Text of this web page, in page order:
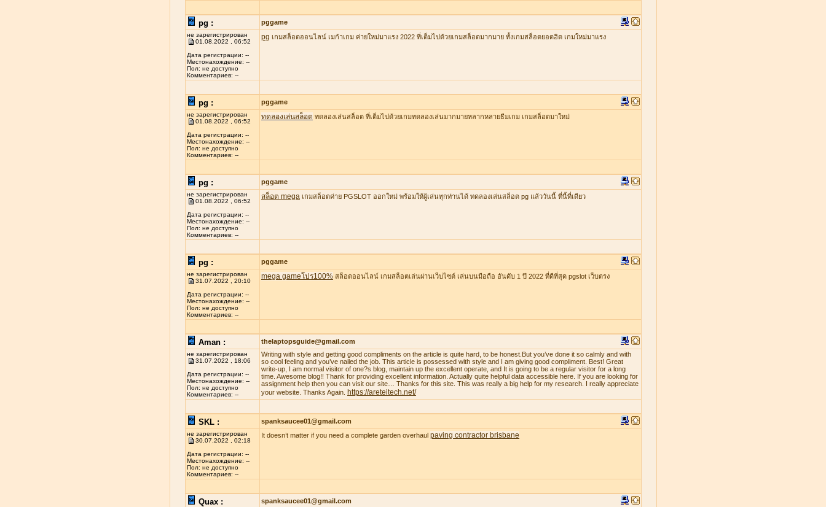
pg : pggame
не зарегистрирован
01.08.2022 , 06:52
Дата регистрации: --
Местонахождение: --
Пол: не доступно
Комментариев: --
pg เกมสล็อตออนไลน์ เมก้าเกม ค่ายใหม่มาแรง 2022 ที่เต็มไปด้วยเกมสล็อตมากมาย ทั้งเกมสล็อตยอดฮิต เกมใหม่มาแรง
pg : pggame
не зарегистрирован
01.08.2022 , 06:52
Дата регистрации: --
Местонахождение: --
Пол: не доступно
Комментариев: --
ทดลองเล่นสล็อต ทดลองเล่นสล็อต ที่เต็มไปด้วยเกมทดลองเล่นมากมายหลากหลายธีมเกม เกมสล็อตมาใหม่
pg : pggame
не зарегистрирован
01.08.2022 , 06:52
Дата регистрации: --
Местонахождение: --
Пол: не доступно
Комментариев: --
สล็อต mega เกมสล็อตค่าย PGSLOT ออกใหม่ พร้อมให้ผู้เล่นทุกท่านได้ ทดลองเล่นสล็อต pg แล้ววันนี้ ที่นี้ที่เดียว
pg : pggame
не зарегистрирован
31.07.2022 , 20:10
Дата регистрации: --
Местонахождение: --
Пол: не доступно
Комментариев: --
mega gameโปร100% สล็อตออนไลน์ เกมสล็อตเล่นผ่านเว็บไซต์ เล่นบนมือถือ อันดับ 1 ปี 2022 ที่ดีที่สุด pgslot เว็บตรง
Aman : thelaptopsguide@gmail.com
не зарегистрирован
31.07.2022 , 18:06
Дата регистрации: --
Местонахождение: --
Пол: не доступно
Комментариев: --
Writing with style and getting good compliments on the article is quite hard, to be honest.But you’ve done it so calmly and with
so cool feeling and you’ve nailed the job. This article is possessed with style and I am giving good compliment. Best! Great
write-up, I am normal visitor of one?s blog, maintain up the excellent operate, and It is going to be a regular visitor for a long
time. Awesome blog!! Thank for providing excellent information. Actually quite helpful data accessible here. If you are looking for
assignment help then you can visit our site… Thanks for this site. This was really a big help for my research. I really appreciate
your website. Thanks Again.
https://areteitech.net/
SKL : spanksaucee01@gmail.com
не зарегистрирован
30.07.2022 , 02:18
Дата регистрации: --
Местонахождение: --
Пол: не доступно
Комментариев: --
It doesn’t matter if you need a complete garden overhaul paving contractor brisbane
Quax : spanksaucee01@gmail.com